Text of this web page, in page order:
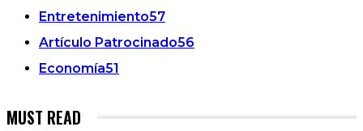
Entretenimiento57
Artículo Patrocinado56
Economía51
MUST READ